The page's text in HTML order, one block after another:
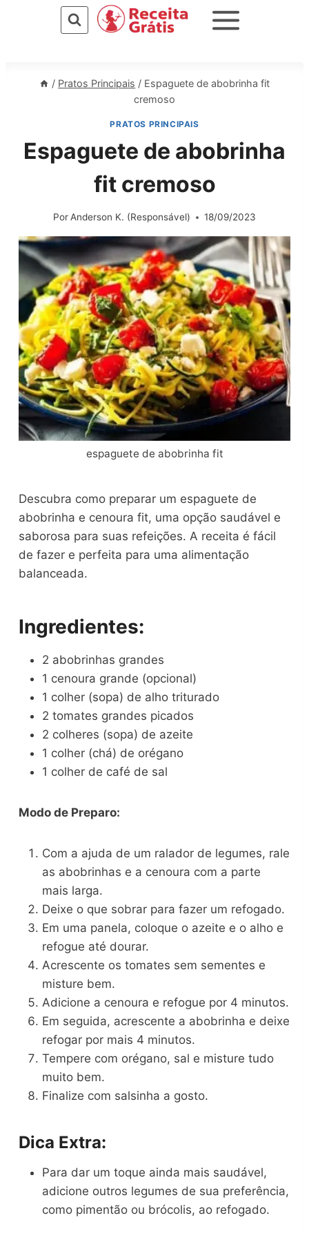
/ Pratos Principais / Espaguete de abobrinha fit
cremoso
PRATOS PRINCIPAIS
Espaguete de abobrinha
fit cremoso
PorAnderson K. (Responsável) 18/09/2023
espaguete de abobrinha fit
Descubra como preparar um espaguete de
abobrinha e cenoura fit, uma opção saudável e
saborosa para suas refeições. A receita é fácil
de fazer e perfeita para uma alimentação
balanceada.
Ingredientes:
2 abobrinhas grandes
1 cenoura grande (opcional)
1 colher (sopa) de alho triturado
2 tomates grandes picados
2 colheres (sopa) de azeite
1 colher (chá) de orégano
1 colher de café de sal
Modo de Preparo:
Com a ajuda de um ralador de legumes, rale
as abobrinhas e a cenoura com a parte
mais larga.
Deixe o que sobrar para fazer um refogado.
Em uma panela, coloque o azeite e o alho e
refogue até dourar.
Acrescente os tomates sem sementes e
misture bem.
Adicione a cenoura e refogue por 4 minutos.
Em seguida, acrescente a abobrinha e deixe
refogar por mais 4 minutos.
Tempere com orégano, sal e misture tudo
muito bem.
Finalize com salsinha a gosto.
Dica Extra:
Para dar um toque ainda mais saudável,
adicione outros legumes de sua preferência,
como pimentão ou brócolis, ao refogado.